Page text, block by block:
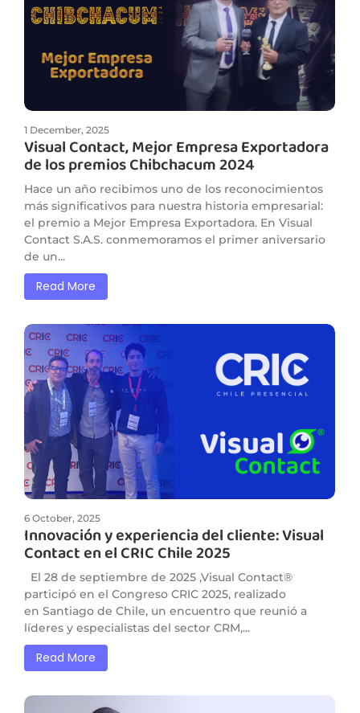
1 December, 2025
Visual Contact, Mejor Empresa Exportadora
de los premios Chibchacum 2024
Hace un año recibimos uno de los reconocimientos
más significativos para nuestra historia empresarial:
el premio a Mejor Empresa Exportadora. En Visual
Contact S.A.S. conmemoramos el primer aniversario
de un...
Read More
6 October, 2025
Innovación y experiencia del cliente: Visual
Contact en el CRIC Chile 2025
El 28 de septiembre de 2025 ,Visual Contact®
participó en el Congreso CRIC 2025, realizado
en Santiago de Chile, un encuentro que reunió a
líderes y especialistas del sector CRM,...
Read More